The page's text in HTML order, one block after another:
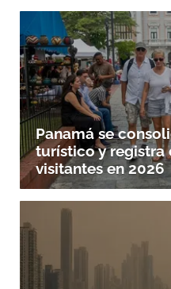
Panamá se
turístico y registra
visitantes en 2026